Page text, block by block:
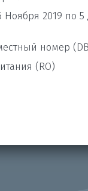
Ноября 2019 по 5
номер
(RO)